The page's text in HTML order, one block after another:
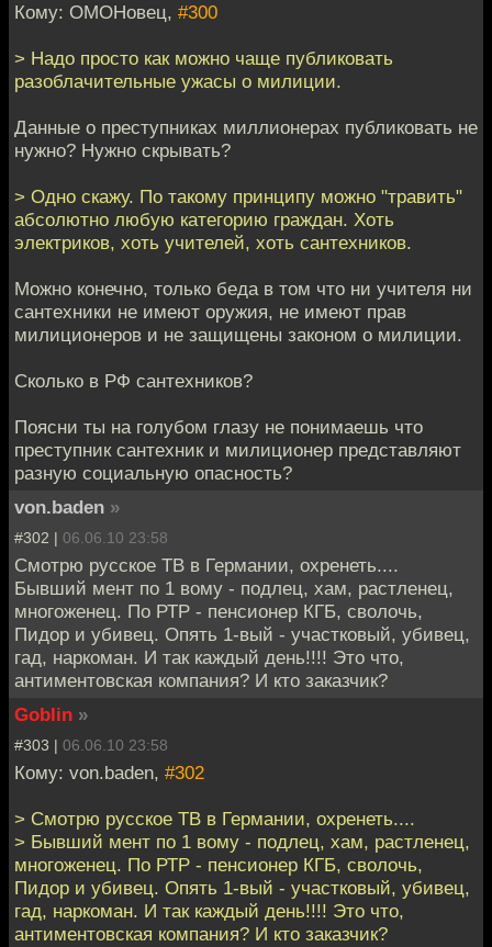
Кому: ОМОНовец, #300
> Надо просто как можно чаще публиковать
разоблачительные ужасы о милиции.
Данные о преступниках миллионерах публиковать не
нужно? Нужно скрывать?
> Одно скажу. По такому принципу можно "травить"
абсолютно любую категорию граждан. Хоть
электриков, хоть учителей, хоть сантехников.
Можно конечно, только беда в том что ни учителя ни
сантехники не имеют оружия, не имеют прав
милиционеров и не защищены законом о милиции.
Сколько в РФ сантехников?
Поясни ты на голубом глазу не понимаешь что
преступник сантехник и милиционер представляют
разную социальную опасность?
von.baden »
#302 | 06.06.10 23:58
Смотрю русское ТВ в Германии, охренеть....
Бывший мент по 1 вому - подлец, хам, растленец,
многоженец. По РТР - пенсионер КГБ, сволочь,
Пидор и убивец. Опять 1-вый - участковый, убивец,
гад, наркоман. И так каждый день!!!! Это что,
антиментовская компания? И кто заказчик?
Goblin »
#303 | 06.06.10 23:58
Кому: von.baden, #302
> Смотрю русское ТВ в Германии, охренеть....
> Бывший мент по 1 вому - подлец, хам, растленец,
многоженец. По РТР - пенсионер КГБ, сволочь,
Пидор и убивец. Опять 1-вый - участковый, убивец,
гад, наркоман. И так каждый день!!!! Это что,
антиментовская компания? И кто заказчик?